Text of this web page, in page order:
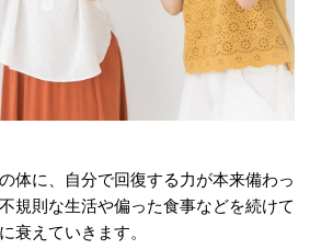
体に、自分で回復する力が本来備わっ
規則な生活や偏った食事などを続けて
衰えていきます。